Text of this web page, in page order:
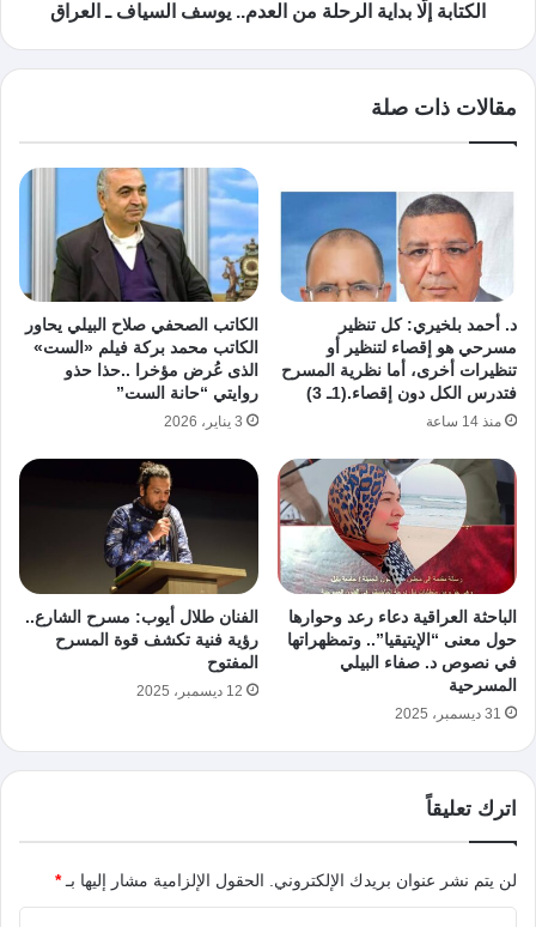
الكتابة إلّا بداية الرحلة من العدم.. يوسف السياف ـ العراق
مقالات ذات صلة
د. أحمد بلخيري: كل تنظير
مسرحي هو إقصاء لتنظير أو
تنظيرات أخرى، أما نظرية المسرح
فتدرس الكل دون إقصاء.(1ـ 3)
منذ 14 ساعة
الكاتب الصحفي صلاح البيلي يحاور
الكاتب محمد بركة فيلم «الست»
الذى عُرض مؤخرا ..حذا حذو
روايتي “حانة الست”
3 يناير، 2026
الباحثة العراقية دعاء رعد وحوارها
حول معنى “الإيتيقيا”.. وتمظهراتها
في نصوص د. صفاء البيلي
المسرحية
31 ديسمبر، 2025
الفنان طلال أيوب: مسرح الشارع..
رؤية فنية تكشف قوة المسرح
المفتوح
12 ديسمبر، 2025
اترك تعليقاً
لن يتم نشر عنوان بريدك الإلكتروني. الحقول الإلزامية مشار إليها بـ*